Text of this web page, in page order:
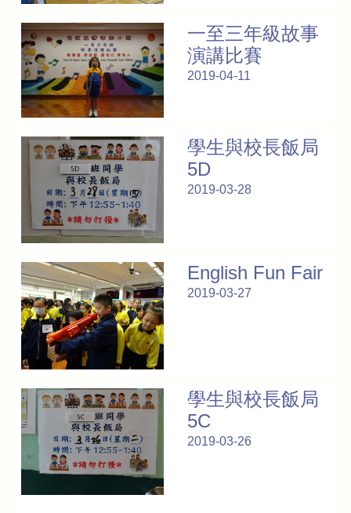
一至三年級故事
演講比賽
2019-04-11
學生與校長飯局
5D
2019-03-28
English Fun Fair
2019-03-27
學生與校長飯局
5C
2019-03-26